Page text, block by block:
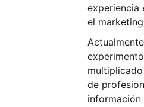
experiencia
el
de
información